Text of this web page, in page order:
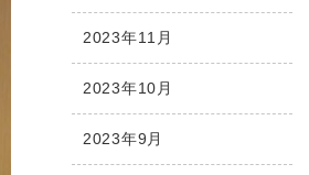
2023年11月
2023年10月
2023年9月